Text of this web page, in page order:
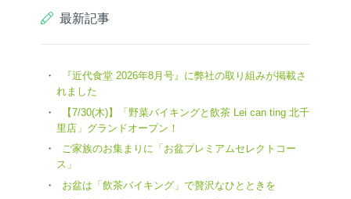
最新記事
『近代食堂 2026年8月号』に弊社の取り組みが掲載さ
れました
【7/30(木)】「野菜バイキングと飲茶 Lei can ting 北千
里店」グランドオープン！
ご家族のお集まりに「お盆プレミアムセレクトコー
ス」
お盆は「飲茶バイキング」で贅沢なひとときを